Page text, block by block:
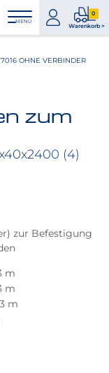
MENÜ
zum
Konto
0
Warenkorb >
0
OHNE VERBINDER
zum
(4)
zur Befestigung
m
m
m